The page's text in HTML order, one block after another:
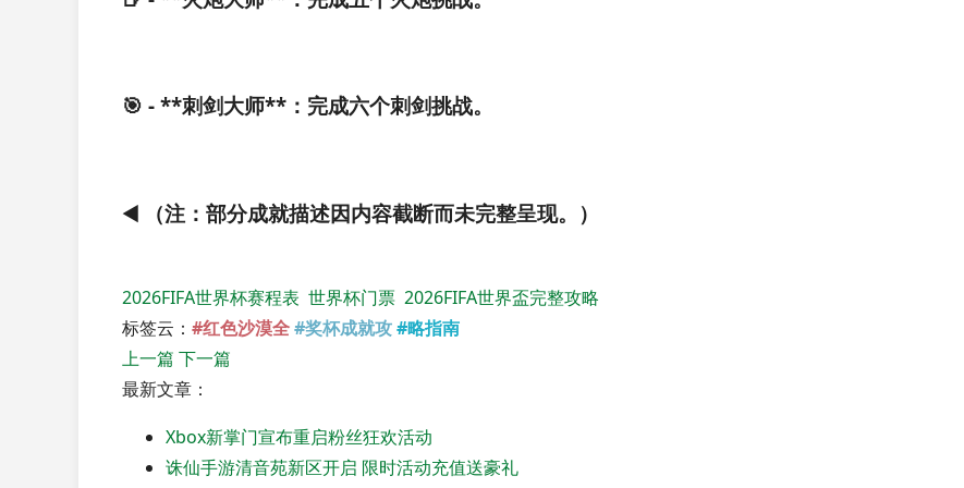
🎯 - **刺剑大师**：完成六个刺剑挑战。
◀️ （注：部分成就描述因内容截断而未完整呈现。）
2026FIFA世界杯赛程表 世界杯门票 2026FIFA世界盃完整攻略
标签云： #红色沙漠全#奖杯成就攻#略指南
上一篇 下一篇
最新文章：
Xbox新掌门宣布重启粉丝狂欢活动
诛仙手游清音苑新区开启 限时活动充值送豪礼